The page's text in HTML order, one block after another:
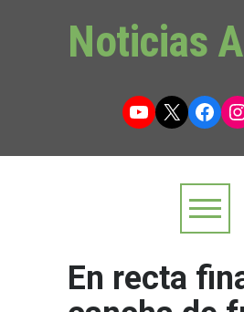
Noticias
YouTube
X
En recta